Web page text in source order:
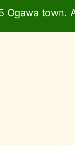
Ogawa town.